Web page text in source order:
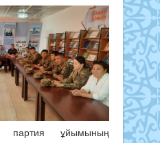
партия ұйымының